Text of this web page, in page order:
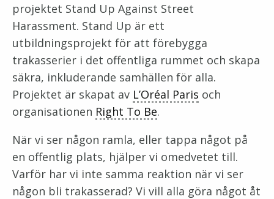
projektet Stand Up Against Street
Harassment. Stand Up är ett
utbildningsprojekt för att förebygga
trakasserier i det offentliga rummet och skapa
säkra, inkluderande samhällen för alla.
Projektet är skapat av L’Oréal Paris och
organisationen Right To Be.
När vi ser någon ramla, eller tappa något på
en offentlig plats, hjälper vi omedvetet till.
Varför har vi inte samma reaktion när vi ser
någon bli trakasserad? Vi vill alla göra något åt